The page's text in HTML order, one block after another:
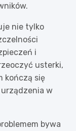
nie tylko
i
usterki,
kończą się
w
bywa